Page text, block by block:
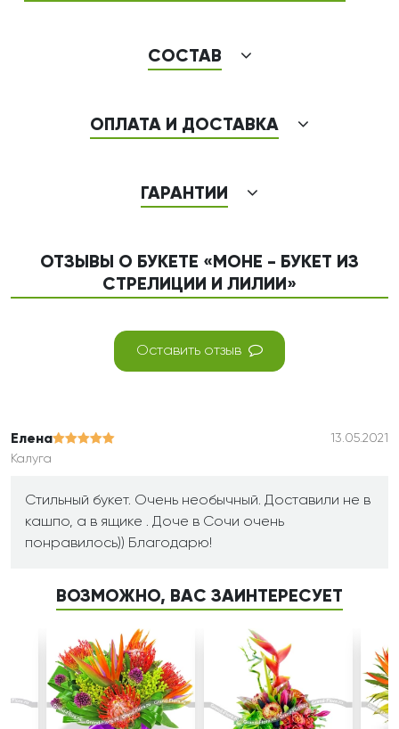
СОСТАВ
ОПЛАТА И ДОСТАВКА
ГАРАНТИИ
ОТЗЫВЫ О БУКЕТЕ «МОНЕ - БУКЕТ ИЗ
СТРЕЛИЦИИ И ЛИЛИИ»
Оставить отзыв
Елена
13.05.2021
Калуга
Стильный букет. Очень необычный. Доставили не в
кашпо, а в ящике . Доче в Сочи очень
понравилось)) Благодарю!
ВОЗМОЖНО, ВАС ЗАИНТЕРЕСУЕТ